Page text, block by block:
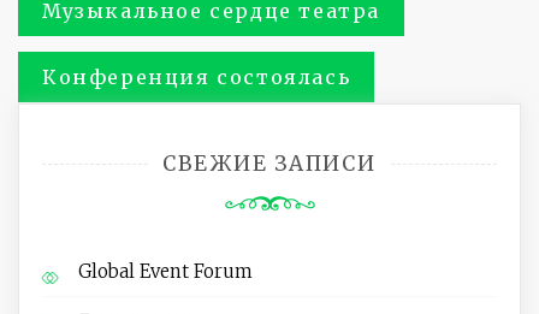
Навигация
по
записям
Музыкальное сердце театра
Конференция состоялась
СВЕЖИЕ ЗАПИСИ
Global Event Forum